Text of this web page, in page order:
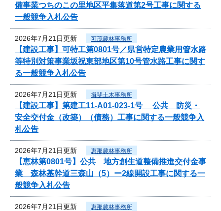
備事業つちのこの里地区平集落道第2号工事に関する
一般競争入札公告
2026年7月21日更新 可茂農林事務所
【建設工事】可特工第0801号／県営特定農業用管水路
等特別対策事業坂祝東部地区第10号管水路工事に関す
る一般競争入札公告
2026年7月21日更新 揖斐土木事務所
【建設工事】第建工11-A01-023-1号 公共 防災・
安全交付金（改築）（債務）工事に関する一般競争入
札公告
2026年7月21日更新 恵那農林事務所
【恵林第0801号】公共 地方創生道整備推進交付金事
業 森林基幹道三森山（5）ー2線開設工事に関する一
般競争入札公告
2026年7月21日更新 恵那農林事務所